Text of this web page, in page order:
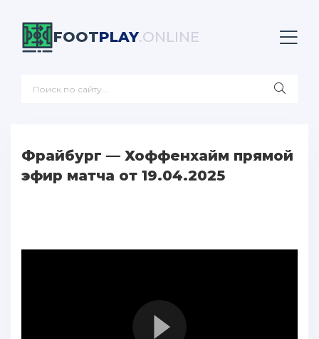
FOOTPLAY.ONLINE
Фрайбург — Хоффенхайм прямой
эфир матча от 19.04.2025